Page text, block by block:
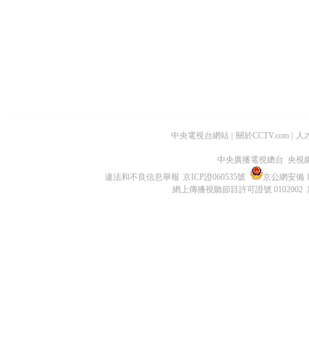
中央電視台網站 關於CCTV.com 人
中央廣播電視總台 央視
違法和不良信息舉報 京ICP證060535號
京公網安備
網上傳播視聽節目許可證號 0102002